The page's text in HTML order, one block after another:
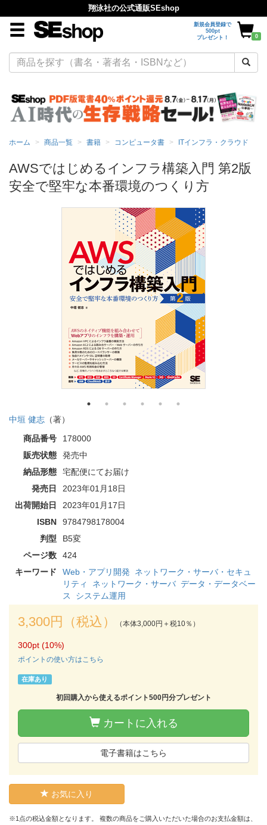
翔泳社の公式通販SEshop
新規会員登録で
500pt
プレゼント！
0
ホーム 商品一覧 書籍 コンピュータ書 ITインフラ・クラウド
AWSではじめるインフラ構築入門 第2版
安全で堅牢な本番環境のつくり方
中垣 健志 （著）
商品番号
178000
販売状態
発売中
納品形態
宅配便にてお届け
発売日
2023年01月18日
出荷開始日
2023年01月17日
ISBN
9784798178004
判型
B5変
ページ数
424
キーワード
Web・アプリ開発
ネットワーク・サーバ・セキュ
リティ
ネットワーク・サーバ データ・データベー
ス
システム運用
3,300円（税込） （本体3,000円＋税10％）
300pt (10%)
ポイントの使い方はこちら
在庫あり
初回購入から使えるポイント500円分プレゼント
カートに入れる
電子書籍はこちら
お気に入り
※1点の税込金額となります。 複数の商品をご購入いただいた場合のお支払金額は、